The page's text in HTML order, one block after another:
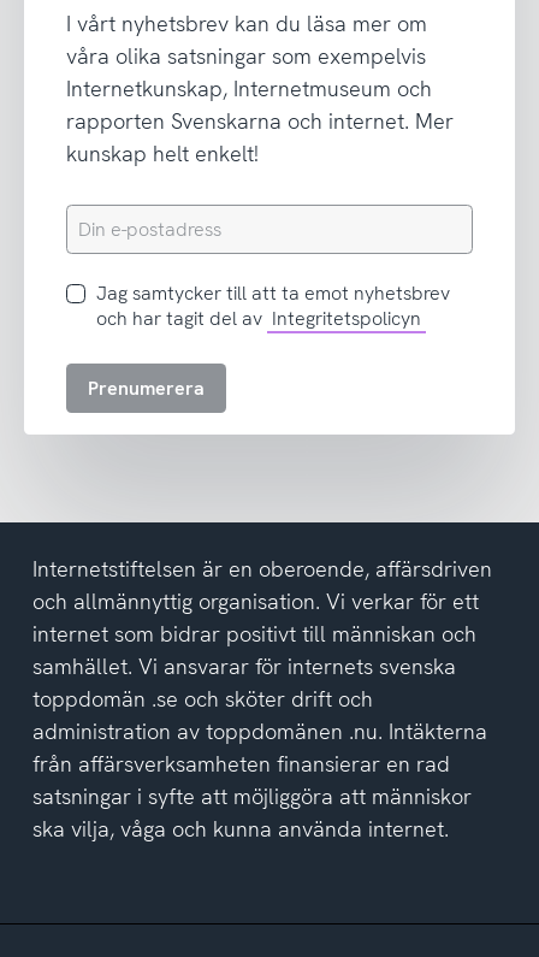
I vårt nyhetsbrev kan du läsa mer om
våra olika satsningar som exempelvis
Internetkunskap, Internetmuseum och
rapporten Svenskarna och internet. Mer
kunskap helt enkelt!
Din
e-
Jag
samtycker
att
del
av
integritetspolicyn
Jag samtycker till att ta emot nyhetsbrev
och har tagit del av Integritetspolicyn
Prenumerera
Internetstiftelsen är en oberoende, affärsdriven
och allmännyttig organisation. Vi verkar för ett
internet som bidrar positivt till människan och
samhället. Vi ansvarar för internets svenska
toppdomän .se och sköter drift och
administration av toppdomänen .nu. Intäkterna
från affärsverksamheten finansierar en rad
satsningar i syfte att möjliggöra att människor
ska vilja, våga och kunna använda internet.